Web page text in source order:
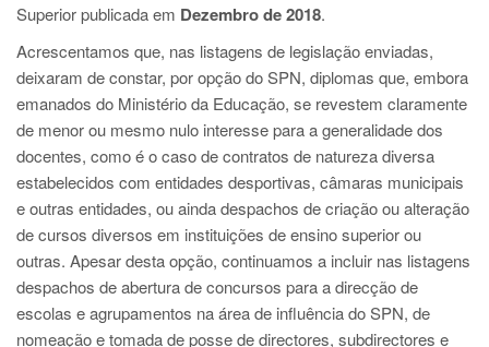
Superiorpublicada em Dezembro de 2018.
Acrescentamos que, nas listagens de legislação enviadas,
deixaram de constar, por opção do SPN, diplomas que, embora
emanados do Ministério da Educação, se revestem claramente
de menor ou mesmo nulo interesse para a generalidade dos
docentes, como é o caso de contratos de natureza diversa
estabelecidos com entidades desportivas, câmaras municipais
e outras entidades, ou ainda despachos de criação ou alteração
de cursos diversos em instituições de ensino superior ou
outras. Apesar desta opção, continuamos a incluir nas listagens
despachos de abertura de concursos para a direcção de
escolas e agrupamentos na área de influência do SPN, de
nomeação e tomada de posse de directores, subdirectores e